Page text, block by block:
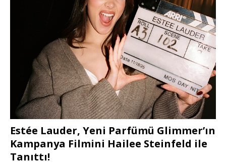
Estée Lauder, Yeni Parfümü Glimmer’ın
Kampanya Filmini Hailee Steinfeld ile
Tanıttı!